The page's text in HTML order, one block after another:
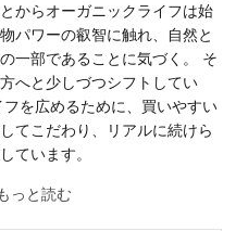
からオーガニックライフは始
パワーの叡智に触れ、自然と
一部であることに気づく。 そ
へと少しづつシフトしてい
を広めるために、買いやすい
てこだわり、リアルに続けら
ています。
っと読む